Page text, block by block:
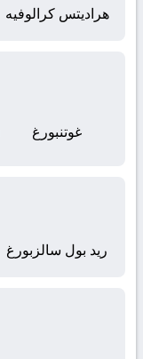
هراديتس كرالوفيه
غوتنبورغ
ريد بول سالزبورغ